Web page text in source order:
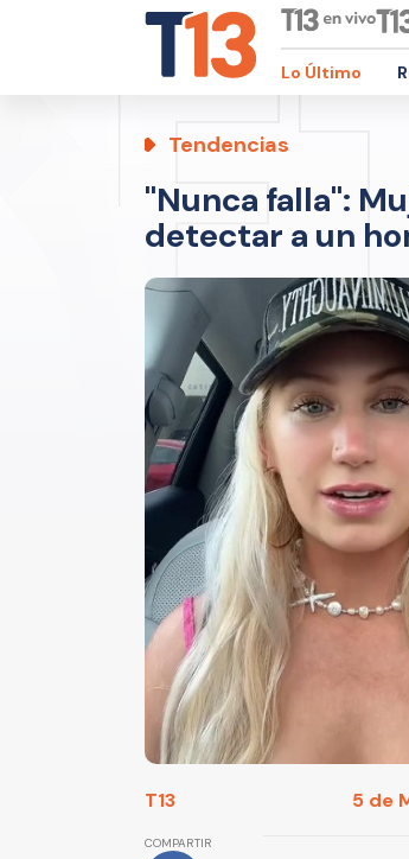
Lo Último
Tendencias
"Nunca falla":
detectar a un
T13 5 de
COMPARTIR